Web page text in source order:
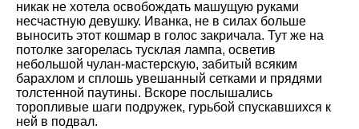
никак не хотела освобождать машущую руками
несчастную девушку. Иванка, не в силах больше
выносить этот кошмар в голос закричала. Тут же на
потолке загорелась тусклая лампа, осветив
небольшой чулан-мастерскую, забитый всяким
барахлом и сплошь увешанный сетками и прядями
толстенной паутины. Вскоре послышались
торопливые шаги подружек, гурьбой спускавшихся к
ней в подвал.